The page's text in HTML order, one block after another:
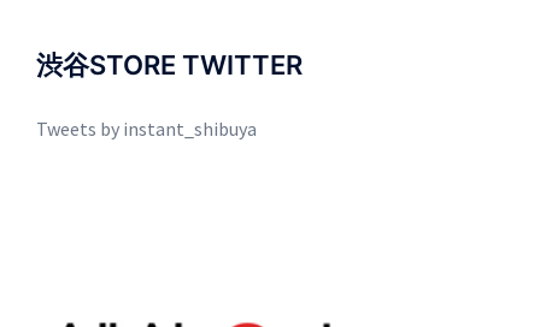
渋谷STORE TWITTER
Tweets by instant_shibuya